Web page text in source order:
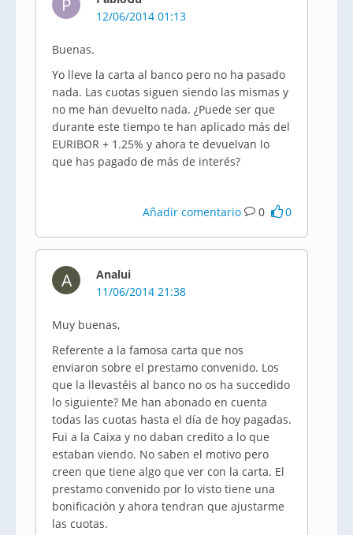
P
12/06/2014 01:13
Buenas.
Yo lleve la carta al banco pero no ha pasado
nada. Las cuotas siguen siendo las mismas y
no me han devuelto nada. ¿Puede ser que
durante este tiempo te han aplicado más del
EURIBOR + 1.25% y ahora te devuelvan lo
que has pagado de más de interés?
Añadir comentario 0 0
A
Analui
11/06/2014 21:38
Muy buenas,
Referente a la famosa carta que nos
enviaron sobre el prestamo convenido. Los
que la llevastéis al banco no os ha succedido
lo siguiente? Me han abonado en cuenta
todas las cuotas hasta el día de hoy pagadas.
Fui a la Caixa y no daban credito a lo que
estaban viendo. No saben el motivo pero
creen que tiene algo que ver con la carta. El
prestamo convenido por lo visto tiene una
bonificación y ahora tendran que ajustarme
las cuotas.